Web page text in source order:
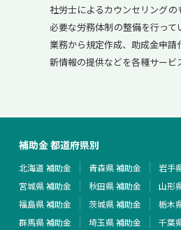
社労士によるカウンセリング
必要な労務体制の整備を行っ
業務から規定作成、助成金申
新情報の提供などを各種サービ
補助金 都道府県別
北海道 補助金 青森県 補助金
岩手
宮城県 補助金
秋田県 補助金
山形
福島県 補助金
茨城県 補助金
栃木
群馬県 補助金
埼玉県 補助金
千葉